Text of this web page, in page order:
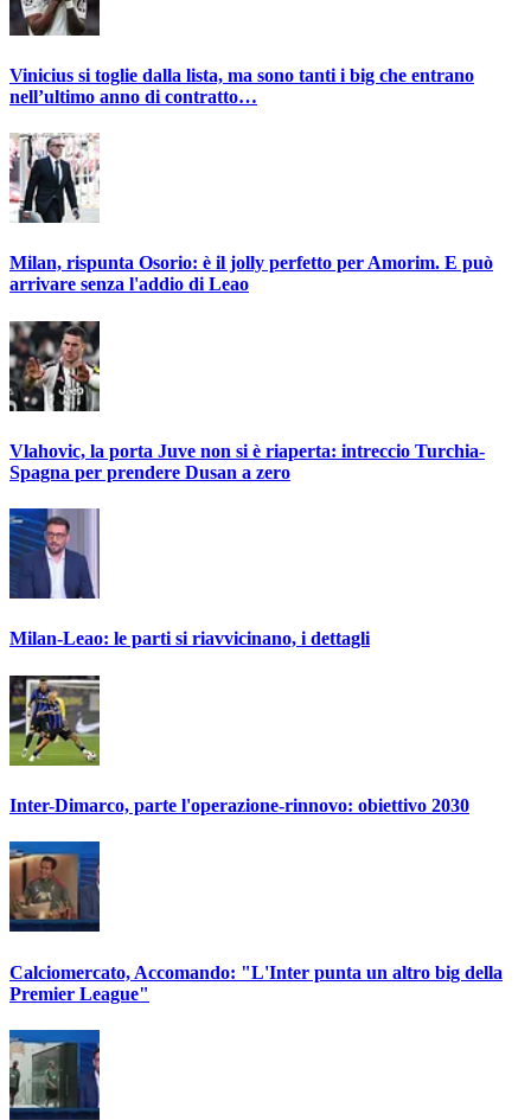
Vinicius si toglie dalla lista, ma sono tanti i big che entrano
nell’ultimo anno di contratto…
Milan, rispunta Osorio: è il jolly perfetto per Amorim. E può
arrivare senza l'addio di Leao
Vlahovic, la porta Juve non si è riaperta: intreccio Turchia-
Spagna per prendere Dusan a zero
Milan-Leao: le parti si riavvicinano, i dettagli
Inter-Dimarco, parte l'operazione-rinnovo: obiettivo 2030
Calciomercato, Accomando: "L'Inter punta un altro big della
Premier League"